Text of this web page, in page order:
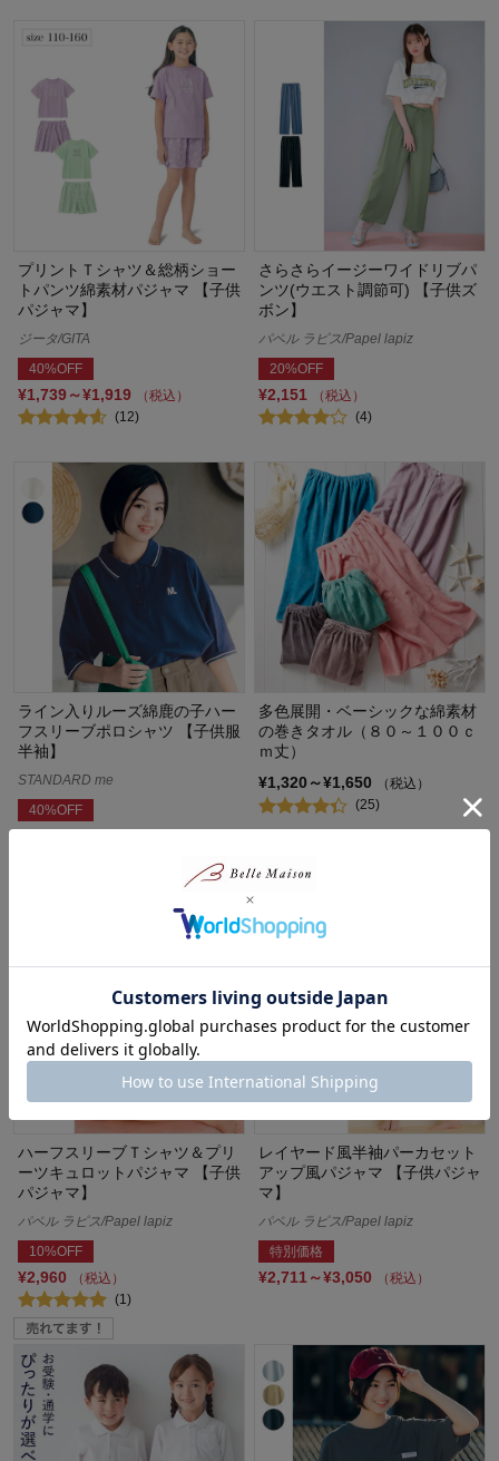
プリントＴシャツ＆総柄ショー
トパンツ綿素材パジャマ 【子供
パジャマ】
ジータ/GITA
40%OFF
¥1,739～¥1,919
（税込）
(12)
さらさらイージーワイドリブパ
ンツ(ウエスト調節可) 【子供ズ
ボン】
パペル ラピス/Papel lapiz
20%OFF
¥2,151
（税込）
(4)
ライン入りルーズ綿鹿の子ハー
フスリーブポロシャツ 【子供服
半袖】
STANDARD me
40%OFF
多色展開・ベーシックな綿素材
の巻きタオル（８０～１００ｃ
ｍ丈）
¥1,320～¥1,650
（税込）
(25)
ハーフスリーブＴシャツ＆プリ
ーツキュロットパジャマ 【子供
パジャマ】
パペル ラピス/Papel lapiz
10%OFF
¥2,960
（税込）
(1)
レイヤード風半袖パーカセット
アップ風パジャマ 【子供パジャ
マ】
パペル ラピス/Papel lapiz
特別価格
¥2,711～¥3,050 （税込）